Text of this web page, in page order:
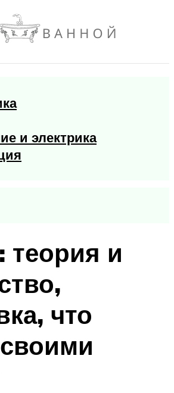
и электрика
теория и
что